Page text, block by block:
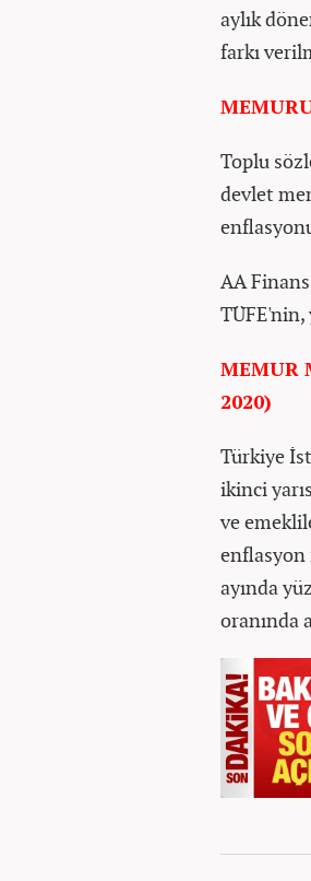
aylık
farkı
Toplu
devlet
AA
TÜFE'nin,
MEMUR
2020)
Türkiye
ikinci
ve
enflasyon
ayında
oranında